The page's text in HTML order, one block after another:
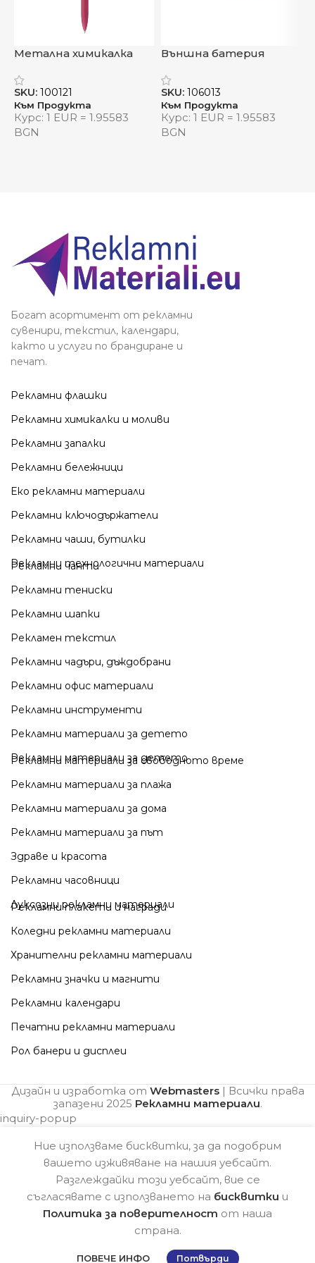
Метална химикалка
SKU: 100121
Към Продукта
Курс: 1 EUR = 1.95583
BGN
Външна батерия
мощност в
рециклиран алуминий
SKU: 106013
Към Продукта
Курс: 1 EUR = 1.95583
BGN
Богат асортимент от рекламни
сувенири, текстил, календари,
както и услуги по брандиране и
печат.
Рекламни флашки
Рекламни химикалки и моливи
Рекламни запалки
Рекламни бележници
Еко рекламни материали
Рекламни ключодържатели
Рекламни чаши, бутилки
Рекламни технологични материали
Рекламни чанти
Рекламни тениски
Рекламни шапки
Рекламен текстил
Рекламни чадъри, дъждобрани
Рекламни офис материали
Рекламни инструменти
Рекламни материали за детето
Рекламни материали за детето
Рекламни материали за свободното време
Рекламни материали за плажа
Рекламни материали за дома
Рекламни материали за път
Здраве и красота
Рекламни часовници
Луксозни рекламни материали
Рекламни плакети и награди
Коледни рекламни материали
Хранителни рекламни материали
Рекламни значки и магнити
Рекламни календари
Печатни рекламни материали
Рол банери и дисплеи
Дизайн и изработка от Webmasters| Всички права
запазени 2025 Рекламни материали.
inquiry-popup
Ние използваме бисквитки, за да подобрим
вашето изживяване на нашия уебсайт.
Разглеждайки този уебсайт, вие се
съгласявате с използването на бисквитки и
Политика за поверителност от наша
страна.
ПОВЕЧЕ ИНФО Потвърди